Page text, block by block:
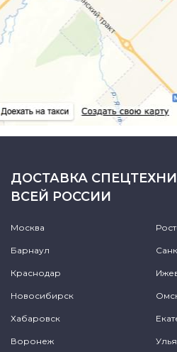
ДОСТАВКА
ВСЕЙ РОССИИ
Москва
Барнаул
Краснодар
Новосибирск
Хабаровск
Воронеж